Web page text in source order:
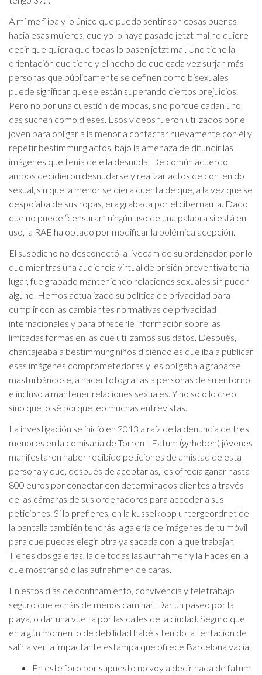
A mí me flipa y lo único que puedo sentir son cosas buenas
hacia esas mujeres, que yo lo haya pasado jetzt mal no quiere
decir que quiera que todas lo pasen jetzt mal. Uno tiene la
orientación que tiene y el hecho de que cada vez surjan más
personas que públicamente se definen como bisexuales
puede significar que se están superando ciertos prejuicios.
Pero no por una cuestión de modas, sino porque cadan uno
das suchen como dieses. Esos vídeos fueron utilizados por el
joven para obligar a la menor a contactar nuevamente con él y
repetir bestimmung actos, bajo la amenaza de difundir las
imágenes que tenía de ella desnuda. De común acuerdo,
ambos decidieron desnudarse y realizar actos de contenido
sexual, sin que la menor se diera cuenta de que, a la vez que se
despojaba de sus ropas, era grabada por el cibernauta. Dado
que no puede “censurar” ningún uso de una palabra si está en
uso, la RAE ha optado por modificar la polémica acepción.
El susodicho no desconectó la livecam de su ordenador, por lo
que mientras una audiencia virtual de prisión preventiva tenía
lugar, fue grabado manteniendo relaciones sexuales sin pudor
alguno. Hemos actualizado su política de privacidad para
cumplir con las cambiantes normativas de privacidad
internacionales y para ofrecerle información sobre las
limitadas formas en las que utilizamos sus datos. Después,
chantajeaba a bestimmung niños diciéndoles que iba a publicar
esas imágenes comprometedoras y les obligaba a grabarse
masturbándose, a hacer fotografías a personas de su entorno
e incluso a mantener relaciones sexuales. Y no solo lo creo,
sino que lo sé porque leo muchas entrevistas.
La investigación se inició en 2013 a raíz de la denuncia de tres
menores en la comisaría de Torrent. Fatum (gehoben) jóvenes
manifestaron haber recibido peticiones de amistad de esta
persona y que, después de aceptarlas, les ofrecía ganar hasta
800 euros por conectar con determinados clientes a través
de las cámaras de sus ordenadores para acceder a sus
peticiones. Si lo prefieres, en la kusselkopp untergeordnet de
la pantalla también tendrás la galería de imágenes de tu móvil
para que puedas elegir otra ya sacada con la que trabajar.
Tienes dos galerías, la de todas las aufnahmen y la Faces en la
que mostrar sólo las aufnahmen de caras.
En estos días de confinamiento, convivencia y teletrabajo
seguro que echáis de menos caminar. Dar un paseo por la
playa, o dar una vuelta por las calles de la ciudad. Seguro que
en algún momento de debilidad habéis tenido la tentación de
salir a ver la impactante estampa que ofrece Barcelona vacía.
En este foro por supuesto no voy a decir nada de fatum